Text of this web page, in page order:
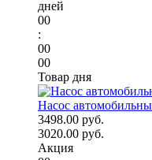
дней
00
:
00
00
Товар дня
Насос
3498.00 руб.
3020.00 руб.
Акция